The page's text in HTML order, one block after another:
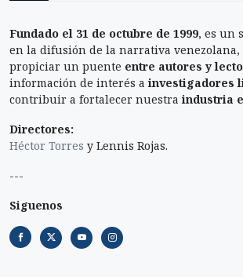
Fundado el 31 de octubre de 1999, es un
en la difusión de la narrativa venezolana,
propiciar un puente entre autores y
información de interés ainvestigadores
contribuir a fortalecer nuestraindustria
Directores:
Héctor Torres y Lennis Rojas.
---
Siguenos